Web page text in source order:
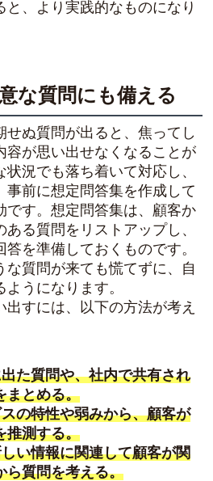
と、より実践的なものになり
な質問にも備える
せぬ質問が出ると、焦ってし
容が思い出せなくなることが
況でも落ち着いて対応し、
事前に想定問答集を作成して
です。想定問答集は、顧客か
る質問をリストアップし、
を準備しておくものです。
な質問が来ても慌てずに、自
うになります。
すには、以下の方法が考え
た質問や、社内で共有され
まとめる。
の特性や弱みから、顧客が
推測する。
い情報に関連して顧客が関
ら質問を考える。